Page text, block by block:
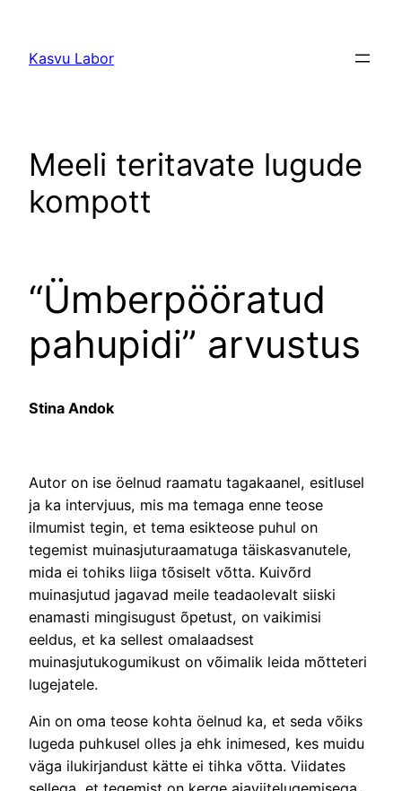
juurde
Kasvu Labor
Meeli teritavate lugude
kompott
“Ümberpööratud
pahupidi” arvustus
Stina Andok
Autor on ise öelnud raamatu tagakaanel, esitlusel
ja ka intervjuus, mis ma temaga enne teose
ilmumist tegin, et tema esikteose puhul on
tegemist muinasjuturaamatuga täiskasvanutele,
mida ei tohiks liiga tõsiselt võtta. Kuivõrd
muinasjutud jagavad meile teadaolevalt siiski
enamasti mingisugust õpetust, on vaikimisi
eeldus, et ka sellest omalaadsest
muinasjutukogumikust on võimalik leida mõtteteri
lugejatele.
Ain on oma teose kohta öelnud ka, et seda võiks
lugeda puhkusel olles ja ehk inimesed, kes muidu
väga ilukirjandust kätte ei tihka võtta. Viidates